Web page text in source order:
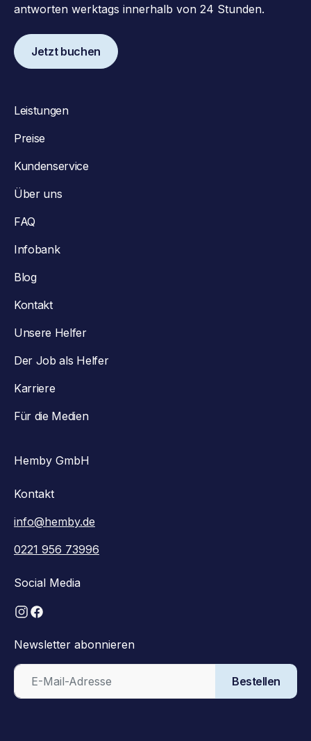
antworten werktags innerhalb von 24 Stunden.
Jetzt buchen
Leistungen
Preise
Kundenservice
Über uns
FAQ
Infobank
Blog
Kontakt
Unsere Helfer
Der Job als Helfer
Karriere
Für die Medien
Hemby GmbH
Kontakt
info@hemby.de
0221 956 73996
Social Media
Newsletter abonnieren
Bestellen